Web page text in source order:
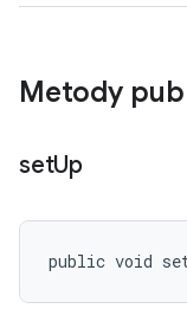
Metody
setUp
public void